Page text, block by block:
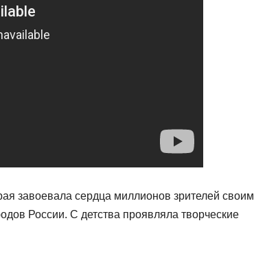
завоевала сердца миллионов зрителей своим
России. С детства проявляла творческие